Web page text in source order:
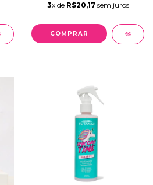
3x de R$20,17sem juros